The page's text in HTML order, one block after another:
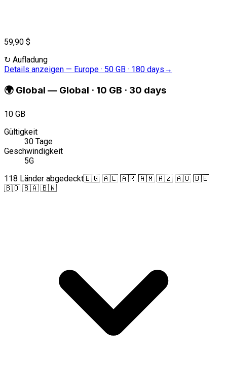
59,90 $
↻ Aufladung
Details anzeigen — Europe · 50 GB · 180 days →
🌍 Global — Global · 10 GB · 30 days
10 GB
Gültigkeit
30 Tage
Geschwindigkeit
5G
118 Länder abgedeckt🇪🇬 🇦🇱 🇦🇷 🇦🇲 🇦🇿 🇦🇺 🇧🇪
🇧🇴 🇧🇦 🇧🇼